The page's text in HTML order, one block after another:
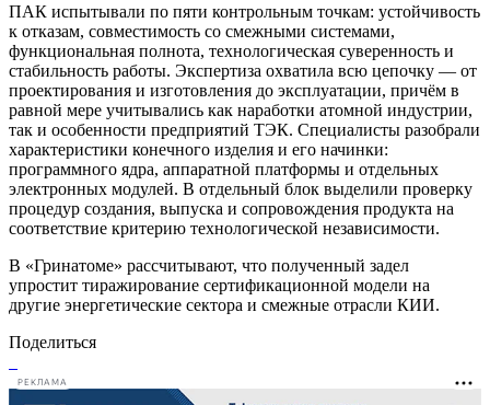
ПАК испытывали по пяти контрольным точкам: устойчивость
к отказам, совместимость со смежными системами,
функциональная полнота, технологическая суверенность и
стабильность работы. Экспертиза охватила всю цепочку — от
проектирования и изготовления до эксплуатации, причём в
равной мере учитывались как наработки атомной индустрии,
так и особенности предприятий ТЭК. Специалисты разобрали
характеристики конечного изделия и его начинки:
программного ядра, аппаратной платформы и отдельных
электронных модулей. В отдельный блок выделили проверку
процедур создания, выпуска и сопровождения продукта на
соответствие критерию технологической независимости.
В «Гринатоме» рассчитывают, что полученный задел
упростит тиражирование сертификационной модели на
другие энергетические сектора и смежные отрасли КИИ.
Поделиться
РЕКЛАМА